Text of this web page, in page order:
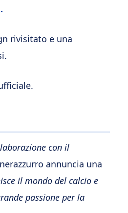
rivisitato e una
con il
annuncia una
il mondo del calcio e
passione per la